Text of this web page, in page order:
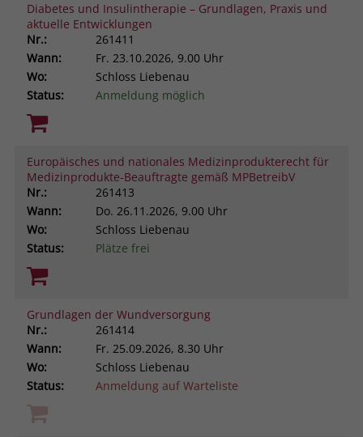
Diabetes und Insulintherapie – Grundlagen, Praxis und
aktuelle Entwicklungen
Nr.:
261411
Wann:
Fr. 23.10.2026, 9.00 Uhr
Wo:
Schloss Liebenau
Status:
Anmeldung möglich
Europäisches und nationales Medizinprodukterecht für
Medizinprodukte-Beauftragte gemäß MPBetreibV
Nr.:
261413
Wann:
Do. 26.11.2026, 9.00 Uhr
Wo:
Schloss Liebenau
Status:
Plätze frei
Grundlagen der Wundversorgung
Nr.:
261414
Wann:
Fr. 25.09.2026, 8.30 Uhr
Wo:
Schloss Liebenau
Status:
Anmeldung auf Warteliste